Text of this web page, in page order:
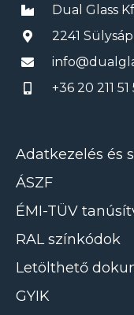
Dual Glass
2241
+36 20 211 51
Adatkezelés és
ÁSZF
ÉMI-TÜV
RAL színkódok
Letölthető
GYIK